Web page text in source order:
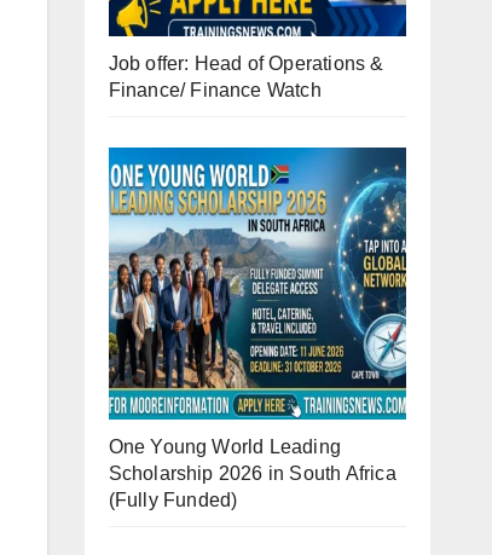
Job offer: Head of Operations &
Finance/ Finance Watch
One Young World Leading
Scholarship 2026 in South Africa
(Fully Funded)